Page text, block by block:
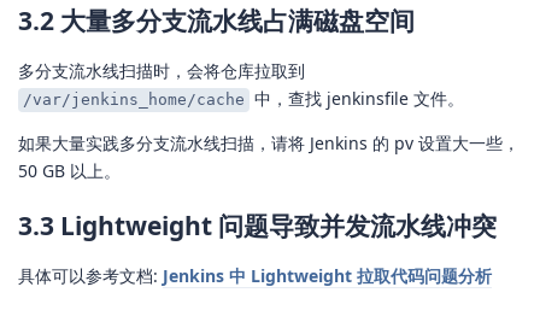
3.2 大量多分支流水线占满磁盘空间
多分支流水线扫描时，会将仓库拉取到
/var/jenkins_home/cache 中，查找 jenkinsfile 文件。
如果大量实践多分支流水线扫描，请将 Jenkins 的 pv 设置大一些，
50 GB 以上。
3.3 Lightweight 问题导致并发流水线冲突
具体可以参考文档: Jenkins 中 Lightweight 拉取代码问题分析